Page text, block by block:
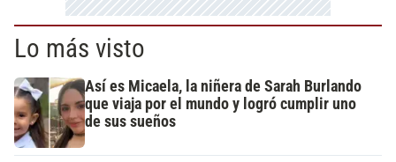
Lo más visto
Así es Micaela, la niñera de Sarah Burlando
que viaja por el mundo y logró cumplir uno
de sus sueños